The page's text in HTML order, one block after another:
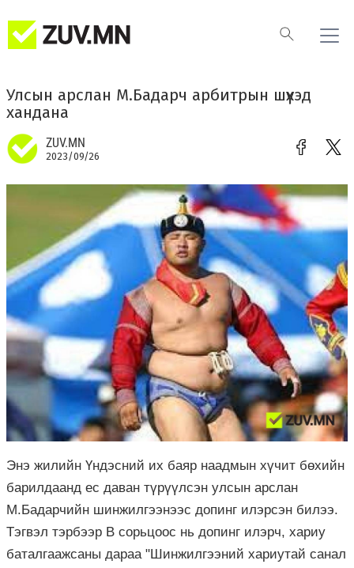
Улсын арслан М.Бадарч арбитрын шүүхэд
хандана
ZUV.MN
2023/09/26
Энэ жилийн Үндэсний их баяр наадмын хүчит бөхийн
барилдаанд ес даван түрүүлсэн улсын арслан
М.Бадарчийн шинжилгээнээс допинг илэрсэн билээ.
Тэгвэл тэрбээр В сорьцоос нь допинг илэрч, хариу
баталгаажсаны дараа "Шинжилгээний хариутай санал